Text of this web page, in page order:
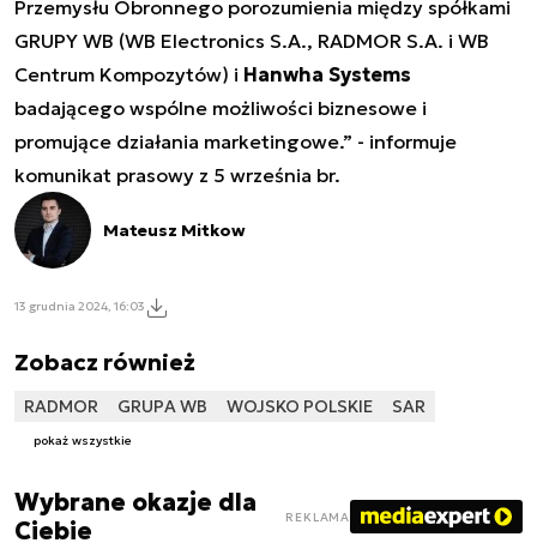
Przemysłu Obronnego porozumienia między spółkami
GRUPY WB (WB Electronics S.A., RADMOR S.A. i WB
Centrum Kompozytów) i Hanwha Systems
badającego wspólne możliwości biznesowe i
promujące działania marketingowe.” - informuje
komunikat prasowy z 5 września br.
Mateusz Mitkow
13 grudnia 2024, 16:03
Zobacz również
RADMOR GRUPA WB WOJSKO POLSKIE SAR
pokaż wszystkie
Wybrane okazje dla
Ciebie
REKLAMA